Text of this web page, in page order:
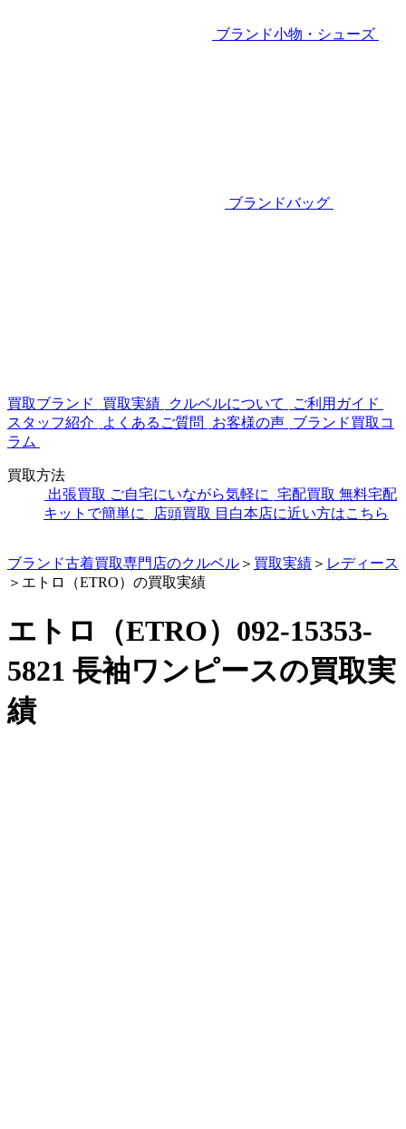
ブランド小物・シューズ
ブランドバッグ
買取ブランド 買取実績 クルベルについて
ご利用ガイド
スタッフ紹介
よくあるご質問 お客様の声 ブランド買取コ
ラム
買取方法
出張買取 ご自宅にいながら気軽に 宅配買取 無料宅配
キットで簡単に
店頭買取 目白本店に近い方はこちら
ブランド古着買取専門店のクルベル ＞ 買取実績 ＞ レディース
＞ エトロ（ETRO）の買取実績
エトロ（ETRO）092-15353-
5821 長袖ワンピースの買取実
績